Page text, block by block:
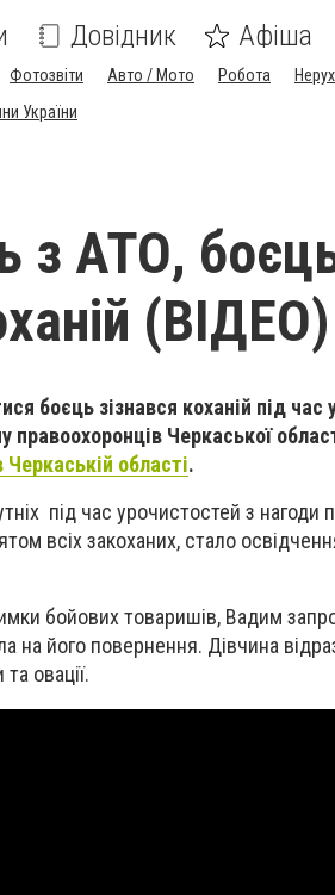
Довідник Афіша
Фотозвіти Авто / Мото Робота
України
з АТО,
(ВІДЕО)
боєць зізнався коханій під
правоохоронців Черкаської
області.
під час урочистостей з нагоди
всіх закоханих, стало
бойових товаришів, Вадим
на його повернення. Дівчина
овації.